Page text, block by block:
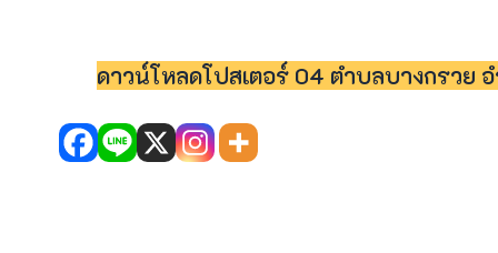
ดาวน์โหลดโปสเตอร์ 04 ตำบลบางกรวย